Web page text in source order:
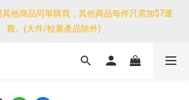
他商品同單購買，其他商品每件只需加$7運
費。(大件/較重產品除外)
他商品同單購買，其他商品每件只需加$7運
費。(大件/較重產品除外)
們團隊由30/7~12/8外訪搜羅新產品，期間網